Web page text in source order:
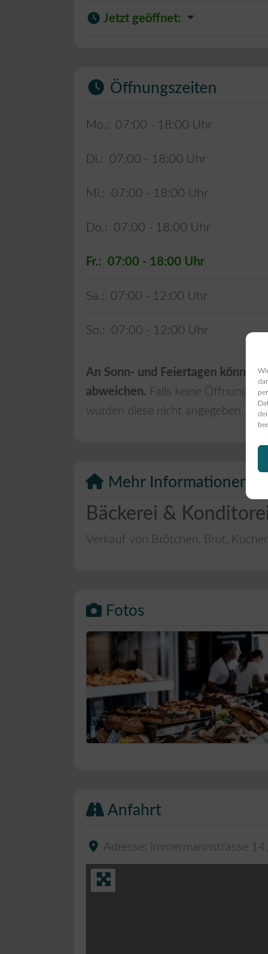
Jetzt geöffnet:
Öffnungszeiten
Mo.: 07:00 - 18:00
Di.: 07:00 - 18:00
Mi.: 07:00 - 18:00
Do.: 07:00 - 18:00
Fr.: 07:00 - 18:00
Sa.: 07:00 - 12:00
So.: 07:00 - 12:00
An Sonn- und Feiertagen können
abweichen. Falls keine
wurden diese nicht angegeben.
Mehr Informationen
Bäckerei &
Verkauf von Brötchen, Brot,
Fotos
Bäckerei Musterbild
Anfahrt
Adresse: Immermannstrasse 14,